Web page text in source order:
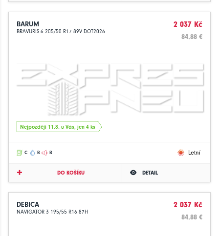
BARUM
BRAVURIS 6 205/50 R17 89V DOT2026
2 037 Kč
84.88 €
Nejpozději 11.8. u Vás, jen 4 ks
C B B Letní
DO KOŠÍKU DETAIL
DEBICA
NAVIGATOR 3 195/55 R16 87H
2 037 Kč
84.88 €